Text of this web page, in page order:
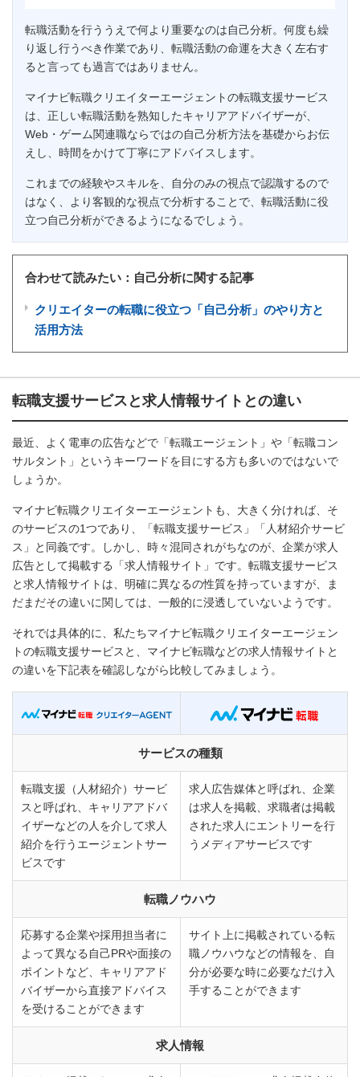
転職活動を行ううえで何より重要なのは自己分析。何度も繰
り返し行うべき作業であり、転職活動の命運を大きく左右す
ると言っても過言ではありません。
マイナビ転職クリエイターエージェントの転職支援サービス
は、正しい転職活動を熟知したキャリアアドバイザーが、
Web・ゲーム関連職ならではの自己分析方法を基礎からお伝
えし、時間をかけて丁寧にアドバイスします。
これまでの経験やスキルを、自分のみの視点で認識するので
はなく、より客観的な視点で分析することで、転職活動に役
立つ自己分析ができるようになるでしょう。
合わせて読みたい：自己分析に関する記事
クリエイターの転職に役立つ「自己分析」のやり方と
活用方法
転職支援サービスと求人情報サイトとの違い
最近、よく電車の広告などで「転職エージェント」や「転職コン
サルタント」というキーワードを目にする方も多いのではないで
しょうか。
マイナビ転職クリエイターエージェントも、大きく分ければ、そ
のサービスの1つであり、「転職支援サービス」「人材紹介サービ
ス」と同義です。しかし、時々混同されがちなのが、企業が求人
広告として掲載する「求人情報サイト」です。転職支援サービス
と求人情報サイトは、明確に異なるの性質を持っていますが、ま
だまだその違いに関しては、一般的に浸透していないようです。
それでは具体的に、私たちマイナビ転職クリエイターエージェン
トの転職支援サービスと、マイナビ転職などの求人情報サイトと
の違いを下記表を確認しながら比較してみましょう。
サービスの種類
転職支援（人材紹介）サービ
スと呼ばれ、キャリアアドバ
イザーなどの人を介して求人
紹介を行うエージェントサー
ビスです
求人広告媒体と呼ばれ、企業
は求人を掲載、求職者は掲載
された求人にエントリーを行
うメディアサービスです
転職ノウハウ
応募する企業や採用担当者に
よって異なる自己PRや面接の
ポイントなど、キャリアアド
バイザーから直接アドバイス
を受けることができます
サイト上に掲載されている転
職ノウハウなどの情報を、自
分が必要な時に必要なだけ入
手することができます
求人情報